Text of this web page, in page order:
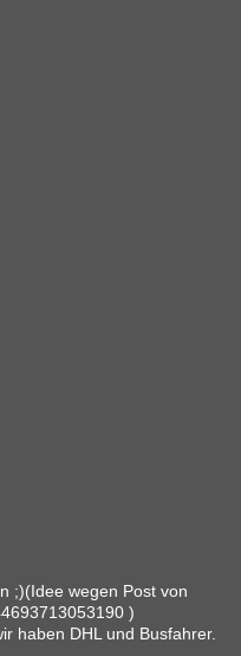
;)(Idee wegen Post von
)
haben DHL und Busfahrer.